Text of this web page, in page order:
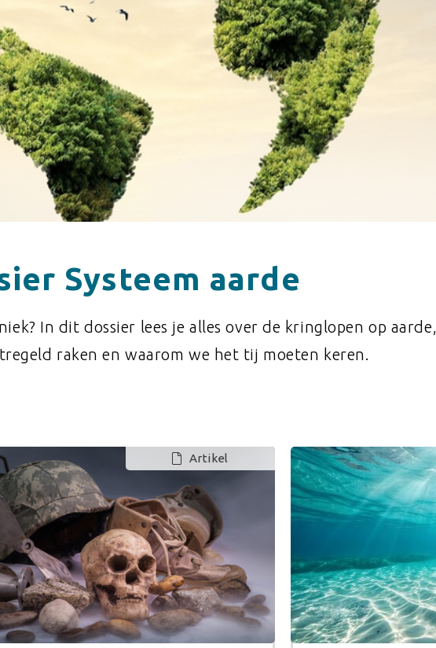
Systeem aarde
In dit dossier lees je alles over de kringlopen op aarde,
raken en waarom we het tij moeten keren.
Artikel